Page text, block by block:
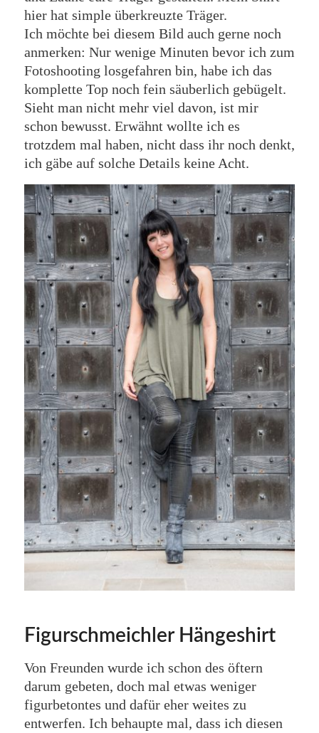
hier hat simple überkreuzte Träger.
Ich möchte bei diesem Bild auch gerne noch
anmerken: Nur wenige Minuten bevor ich zum
Fotoshooting losgefahren bin, habe ich das
komplette Top noch fein säuberlich gebügelt.
Sieht man nicht mehr viel davon, ist mir
schon bewusst. Erwähnt wollte ich es
trotzdem mal haben, nicht dass ihr noch denkt,
ich gäbe auf solche Details keine Acht.
Figurschmeichler Hängeshirt
Von Freunden wurde ich schon des öftern
darum gebeten, doch mal etwas weniger
figurbetontes und dafür eher weites zu
entwerfen. Ich behaupte mal, dass ich diesen